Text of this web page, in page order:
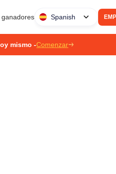
ganadores Spanish
mismo -Comenzar